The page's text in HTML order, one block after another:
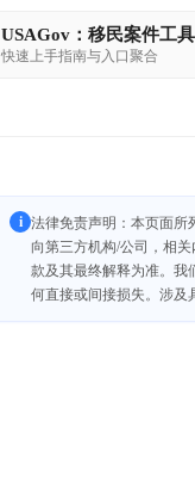
USAGov：移民案件工具
快速上手指南与入口聚合
法律免责声明：本页面所
向第三方机构/公司，相
款及其最终解释为准。我
何直接或间接损失。涉及